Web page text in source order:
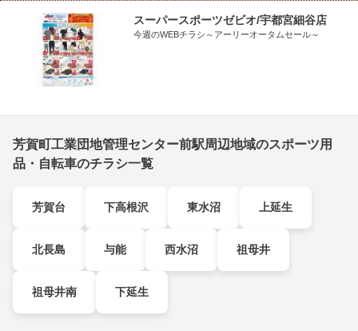
スーパースポーツゼビオ/宇都宮細谷店
今週のWEBチラシ～アーリーオータムセール～
芳賀町工業団地管理センター前駅周辺地域のスポーツ用
品・自転車のチラシ一覧
芳賀台 下高根沢 東水沼 上延生
北長島 与能 西水沼 祖母井
祖母井南 下延生